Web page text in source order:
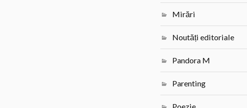
Mirări
Noutăți editoriale
Pandora M
Parenting